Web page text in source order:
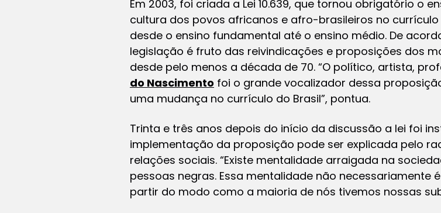
Em 2003, foi criada a Lei 10.639, que tornou obrigatório o
cultura dos povos africanos e afro-brasileiros no
desde o ensino fundamental até o ensino médio. De
legislação é fruto das reivindicações e proposições dos
desde pelo menos a década de 70. “O político, artista,
do Nascimento foi o grande vocalizador dessa
uma mudança no currículo do Brasil”, pontua.
Trinta e três anos depois do início da discussão a lei foi
implementação da proposição pode ser explicada pelo
relações sociais. “Existe mentalidade arraigada na
pessoas negras. Essa mentalidade não necessariamente
partir do modo como a maioria de nós tivemos nossas